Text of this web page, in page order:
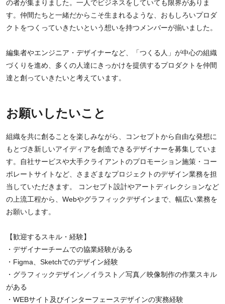
の者が集まりました。一人でビジネスをしていても限界がありま
す。仲間たちと一緒だからこそ生まれるような、おもしろいプロダ
クトをつくっていきたいという想いを持つメンバーが揃いました。
編集者やエンジニア・デザイナーなど、「つくる人」が中心の組織
づくりを進め、多くの人達にきっかけを提供するプロダクトを仲間
達と創っていきたいと考えています。
お願いしたいこと
組織を共に創ることを楽しみながら、コンセプトから自由な発想に
もとづき新しいアイディアを創造できるデザイナーを募集していま
す。自社サービスや大手クライアントのプロモーション施策・コー
ポレートサイトなど、さまざまなプロジェクトのデザイン業務を担
当していただきます。 コンセプト設計やアートディレクションなど
の上流工程から、Webやグラフィックデザインまで、幅広い業務を
お願いします。
【歓迎するスキル・経験】
・デザイナーチームでの協業経験がある
・Figma、Sketchでのデザイン経験
・グラフィックデザイン／イラスト／写真／映像制作の作業スキル
がある
・WEBサイト及びインターフェースデザインの実務経験